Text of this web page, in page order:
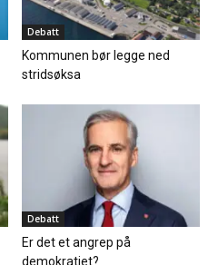
Debatt
Kommunen bør legge ned
stridsøksa
Debatt
Er det et angrep på
demokratiet?